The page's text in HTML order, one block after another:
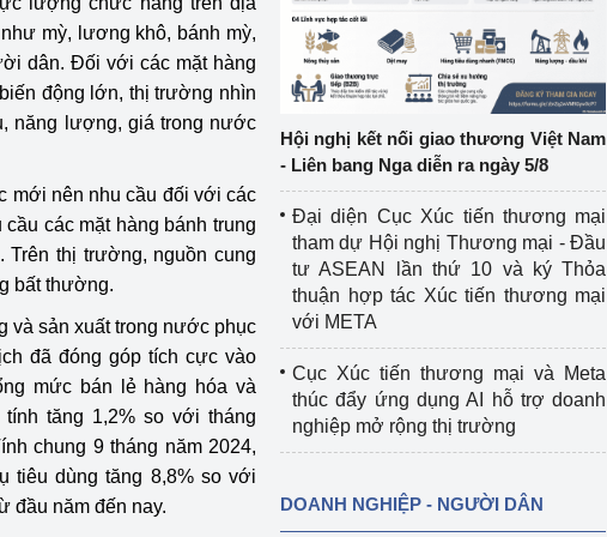
Công nghiệp nền tảng
Chính sách
mỳ, lương khô, bánh mỳ,
dân. Đối với các mặt hàng
động lớn, thị trường nhìn
năng lượng, giá trong nước
mới nên nhu cầu đối với các
các mặt hàng bánh trung
Trên thị trường, nguồn cung
bất thường.
và sản xuất trong nước phục
đã đóng góp tích cực vào
mức bán lẻ hàng hóa và
tăng 1,2% so với tháng
chung 9 tháng năm 2024,
tiêu dùng tăng 8,8% so với
đầu năm đến nay.
Hội nghị kết nối giao thương Việt Nam
- Liên bang Nga diễn ra ngày 5/8
Đại diện Cục Xúc tiến thương mại
tham dự Hội nghị Thương mại - Đầu
tư ASEAN lần thứ 10 và ký Thỏa
thuận hợp tác Xúc tiến thương mại
với META
Cục Xúc tiến thương mại và Meta
thúc đẩy ứng dụng AI hỗ trợ doanh
nghiệp mở rộng thị trường
DOANH NGHIỆP - NGƯỜI DÂN